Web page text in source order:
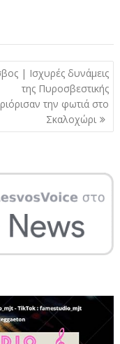
| Ισχυρές δυνάμεις
της Πυροσβεστικής
την φωτιά στο
Σκαλοχώρι